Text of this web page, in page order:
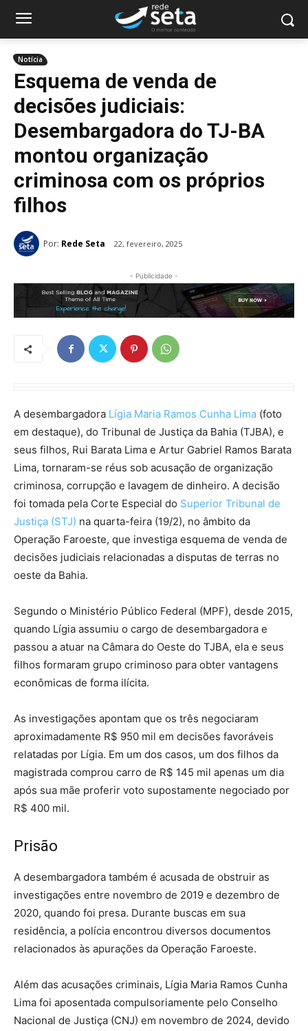
Notícia
Esquema de venda de
decisões judiciais:
Desembargadora do TJ-BA
montou organização
criminosa com os próprios
filhos
Por: Rede Seta 22, fevereiro, 2025
- Publicidade -
A desembargadora Lígia Maria Ramos Cunha Lima (foto
em destaque), do Tribunal de Justiça da Bahia (TJBA), e
seus filhos, Rui Barata Lima e Artur Gabriel Ramos Barata
Lima, tornaram-se réus sob acusação de organização
criminosa, corrupção e lavagem de dinheiro. A decisão
foi tomada pela Corte Especial do Superior Tribunal de
Justiça (STJ) na quarta-feira (19/2), no âmbito da
Operação Faroeste, que investiga esquema de venda de
decisões judiciais relacionadas a disputas de terras no
oeste da Bahia.
Segundo o Ministério Público Federal (MPF), desde 2015,
quando Lígia assumiu o cargo de desembargadora e
passou a atuar na Câmara do Oeste do TJBA, ela e seus
filhos formaram grupo criminoso para obter vantagens
econômicas de forma ilícita.
As investigações apontam que os três negociaram
aproximadamente R$ 950 mil em decisões favoráveis
relatadas por Lígia. Em um dos casos, um dos filhos da
magistrada comprou carro de R$ 145 mil apenas um dia
após sua mãe proferir voto supostamente negociado por
R$ 400 mil.
Prisão
A desembargadora também é acusada de obstruir as
investigações entre novembro de 2019 e dezembro de
2020, quando foi presa. Durante buscas em sua
residência, a polícia encontrou diversos documentos
relacionados às apurações da Operação Faroeste.
Além das acusações criminais, Lígia Maria Ramos Cunha
Lima foi aposentada compulsoriamente pelo Conselho
Nacional de Justiça (CNJ) em novembro de 2024, devido